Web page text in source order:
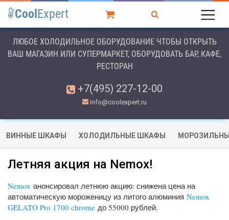
Cool Expert
ЛЮБОЕ ХОЛОДИЛЬНОЕ ОБОРУДОВАНИЕ ЧТОБЫ ОТКРЫТЬ
ВАШ МАГАЗИН ИЛИ СУПЕРМАРКЕТ, ОБОРУДОВАТЬ БАР, КАФЕ,
РЕСТОРАН
+7(495) 227-12-00
info@coolexpert.ru
ВИННЫЕ ШКАФЫ ХОЛОДИЛЬНЫЕ ШКАФЫ
Летняя акция на Nemox!
Nemox анонсировал летнюю акцию: снижена цена на
автоматическую мороженицу из литого алюминия Nemox
GELATO Pro 1700 chrome до 55000 рублей.